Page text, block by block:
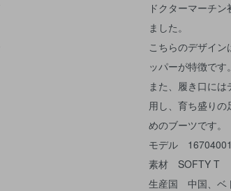
ドクターマーチ
ました。
こちらのデザイ
ッパーが特徴です。
また、履き口に
用し、育ち盛りの
めのブーツです。
モデル 16704001
素材 SOFTY T
生産国 中国、ベ